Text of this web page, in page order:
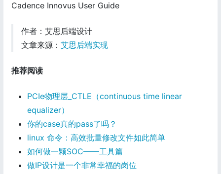
Cadence Innovus User Guide
作者：艾思后端设计
文章来源： 艾思后端实现
推荐阅读
PCIe物理层_CTLE（continuous time linear
equalizer）
你的case真的pass了吗？
linux 命令：高效批量修改文件如此简单
如何做一颗SOC——工具篇
做IP设计是一个非常幸福的岗位